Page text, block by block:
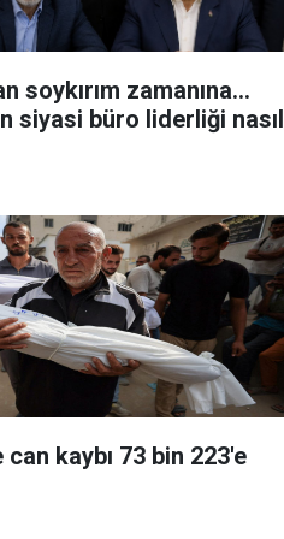
soykırım zamanına...
siyasi büro liderliği nasıl
can kaybı 73 bin 223'e